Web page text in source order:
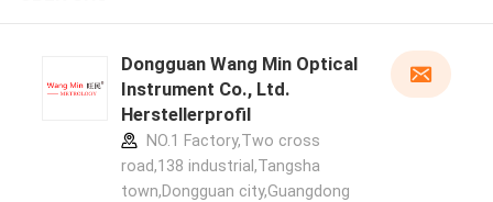
Dongguan Wang Min Optical
Instrument Co., Ltd.
Herstellerprofil
NO.1 Factory,Two cross
road,138 industrial,Tangsha
town,Dongguan city,Guangdong